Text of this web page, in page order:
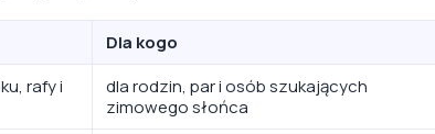
Dla kogo
rafy i
dla rodzin, par i osób szukających
zimowego słońca